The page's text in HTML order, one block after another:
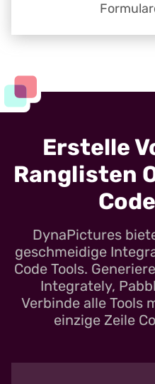
Erstelle
Ranglisten
DynaPictures
geschmeidige
Code Tools.
Integrately,
Verbinde alle Tools
einzige Zeile